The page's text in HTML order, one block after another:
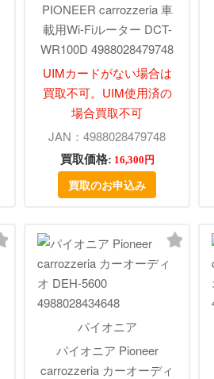
PIONEER carrozzeria 車
載用Wi-Fiルーター DCT-
WR100D 4988028479748
UIMカードがない場合は
買取不可。UIM使用済の
場合買取不可
JAN：4988028479748
買取価格: 16,300円
買取のお申込み
パイオニア
パイオニア Pioneer
carrozzeria カーオーディ